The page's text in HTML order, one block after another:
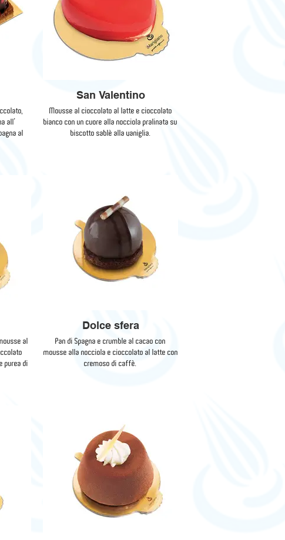
all’
al
San Valentino
Mousse al cioccolato al latte e cioccolato
bianco con un cuore alla nocciola pralinata su
biscotto sablè alla vaniglia.
al
purea di
Dolce sfera
Pan di Spagna e crumble al cacao con
mousse alla nocciola e cioccolato al latte con
cremoso di caffè.